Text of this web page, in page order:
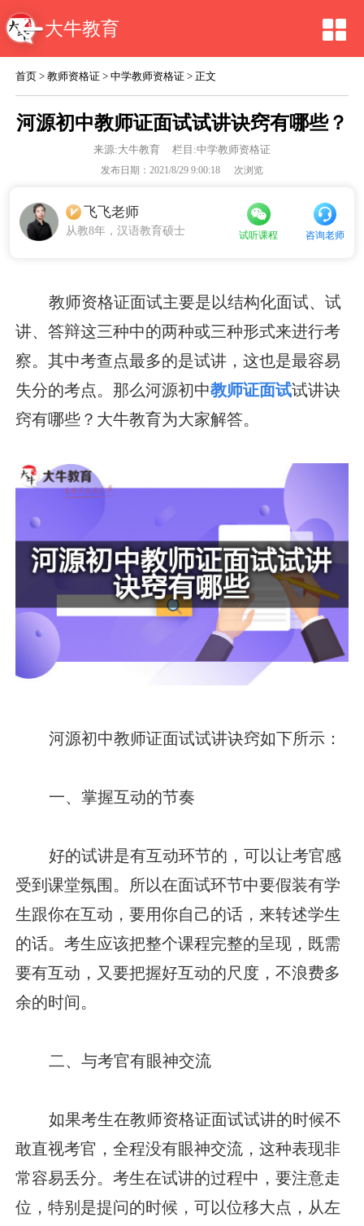
大牛教育
首页 >教师资格证 >中学教师资格证 > 正文
河源初中教师证面试试讲诀窍有哪些？
来源:大牛教育 栏目:中学教师资格证
发布日期：2021/8/29 9:00:18 次浏览
飞飞老师
从教8年，汉语教育硕士 试听课程 咨询老师
教师资格证面试主要是以结构化面试、试
讲、答辩这三种中的两种或三种形式来进行考
察。其中考查点最多的是试讲，这也是最容易
失分的考点。那么河源初中教师证面试试讲诀
窍有哪些？大牛教育为大家解答。
河源初中教师证面试试讲诀窍如下所示：
一、掌握互动的节奏
好的试讲是有互动环节的，可以让考官感
受到课堂氛围。所以在面试环节中要假装有学
生跟你在互动，要用你自己的话，来转述学生
的话。考生应该把整个课程完整的呈现，既需
要有互动，又要把握好互动的尺度，不浪费多
余的时间。
二、与考官有眼神交流
如果考生在教师资格证面试试讲的时候不
敢直视考官，全程没有眼神交流，这种表现非
常容易丢分。考生在试讲的过程中，要注意走
位，特别是提问的时候，可以位移大点，从左